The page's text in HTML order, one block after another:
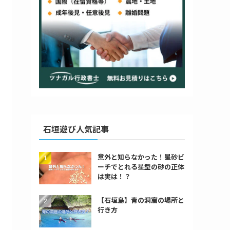
石垣遊び人気記事
意外と知らなかった！星砂ビ
ーチでとれる星型の砂の正体
は実は！？
【石垣島】青の洞窟の場所と
行き方